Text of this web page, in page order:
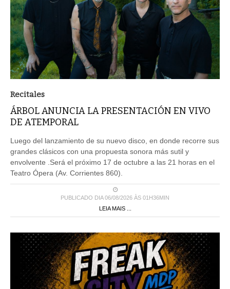
Recitales
ÁRBOL ANUNCIA LA PRESENTACIÓN EN VIVO
DE ATEMPORAL
Luego del lanzamiento de su nuevo disco, en donde recorre sus
grandes clásicos con una propuesta sonora más sutil y
envolvente .Será el próximo 17 de octubre a las 21 horas en el
Teatro Ópera (Av. Corrientes 860).
PUBLICADO DIA 06/08/2026 ÀS 01H36MIN
LEIA MAIS ...